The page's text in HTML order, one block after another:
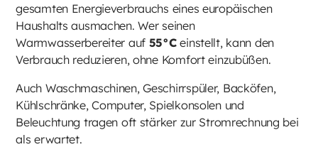
gesamten Energieverbrauchs eines europäischen
Haushalts ausmachen. Wer seinen
Warmwasserbereiter auf 55°Ceinstellt, kann den
Verbrauch reduzieren, ohne Komfort einzubüßen.
Auch Waschmaschinen, Geschirrspüler, Backöfen,
Kühlschränke, Computer, Spielkonsolen und
Beleuchtung tragen oft stärker zur Stromrechnung bei
als erwartet.